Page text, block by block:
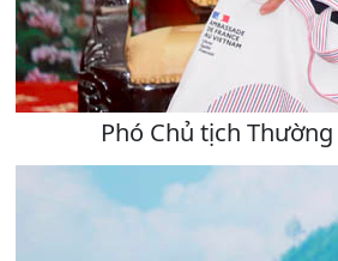
Phó Chủ tịch